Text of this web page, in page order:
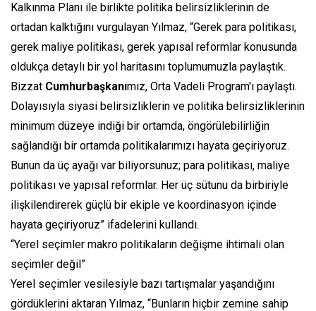
Kalkınma Planı ile birlikte politika belirsizliklerinın de
ortadan kalktığını vurgulayan Yılmaz, “Gerek para politikası,
gerek maliye politikası, gerek yapısal reformlar konusunda
oldukça detaylı bir yol haritasını toplumumuzla paylaştık.
Bizzat Cumhurbaşkanımız, Orta Vadeli Program'ı paylaştı.
Dolayısıyla siyasi belirsizliklerin ve politika belirsizliklerinin
minimum düzeye indiği bir ortamda, öngörülebilirliğin
sağlandığı bir ortamda politikalarımızı hayata geçiriyoruz.
Bunun da üç ayağı var biliyorsunuz; para politikası, maliye
politikası ve yapısal reformlar. Her üç sütunu da birbiriyle
ilişkilendirerek güçlü bir ekiple ve koordinasyon içinde
hayata geçiriyoruz” ifadelerini kullandı.
“Yerel seçimler makro politikaların değişme ihtimali olan
seçimler değil”
Yerel seçimler vesilesiyle bazı tartışmalar yaşandığını
gördüklerini aktaran Yılmaz, “Bunların hiçbir zemine sahip